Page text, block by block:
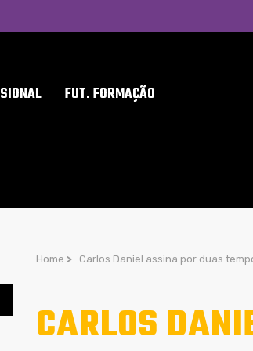
FUT. FORMAÇÃO
Home > Carlos Daniel assina por duas
CARLOS